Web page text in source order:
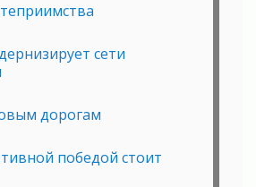
сети
дорогам
победой стоит